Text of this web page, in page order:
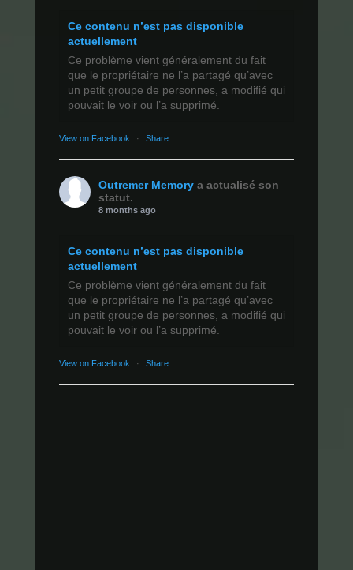
Ce contenu n’est pas disponible
actuellement
Ce problème vient généralement du fait
que le propriétaire ne l’a partagé qu’avec
un petit groupe de personnes, a modifié qui
pouvait le voir ou l’a supprimé.
View on Facebook · Share
Outremer Memory a actualisé son
statut.
8 months ago
Ce contenu n’est pas disponible
actuellement
Ce problème vient généralement du fait
que le propriétaire ne l’a partagé qu’avec
un petit groupe de personnes, a modifié qui
pouvait le voir ou l’a supprimé.
View on Facebook · Share